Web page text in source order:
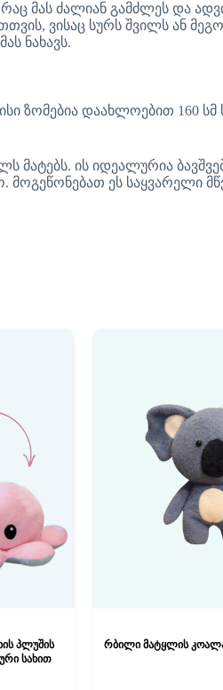
მას ძალიან გამძლეს და
ვისაც სურს შვილს ან
ნახავს.
ზომებია დაახლოებით
ის იდეალურია
ეს საყვარელი
პლუშის
სახით
რბილი მატყლის